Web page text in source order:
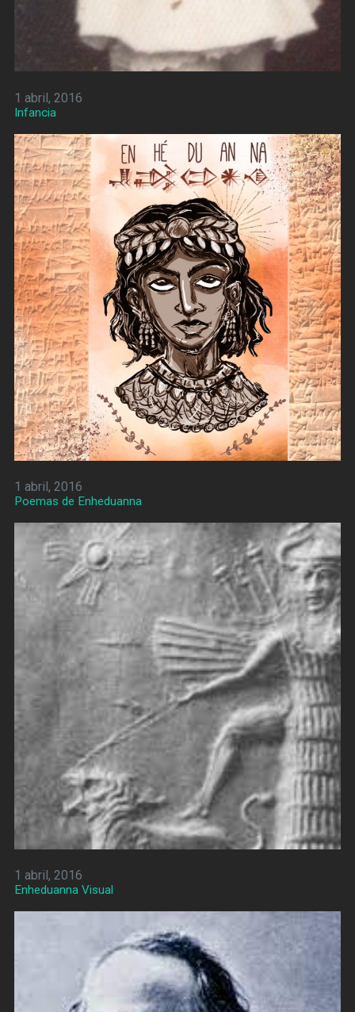
1 abril, 2016
Infancia
1 abril, 2016
Poemas de Enheduanna
1 abril, 2016
Enheduanna Visual